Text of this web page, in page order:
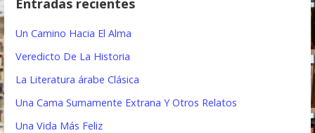
a
ó
Entradas recientes
Un Camino Hacia El Alma
Veredicto De La Historia
La Literatura árabe Clásica
Una Cama Sumamente Extrana Y Otros Relatos
Una Vida Más Feliz